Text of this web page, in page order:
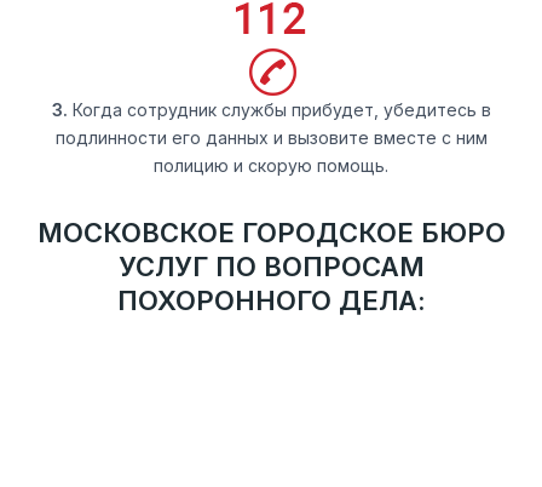
3. Когда сотрудник службы прибудет, убедитесь в
подлинности его данных и вызовите вместе с ним
полицию и скорую помощь.
МОСКОВСКОЕ ГОРОДСКОЕ БЮРО
УСЛУГ ПО ВОПРОСАМ
ПОХОРОННОГО ДЕЛА: